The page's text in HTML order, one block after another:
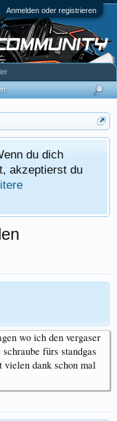
Anmelden oder registrieren
du dich
akzeptierst du
wo ich den vergaser
fürs standgas
vielen dank schon mal